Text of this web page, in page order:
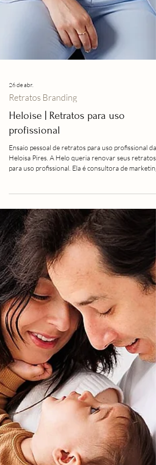
26 de abr.
Retratos Branding
Heloise | Retratos para uso
profissional
Ensaio pessoal de retratos para uso profissional da
Heloisa Pires. A Helo queria renovar seus retratos
para uso profissional. Ela é consultora de marketing
quis imagens leves e minismalistas.